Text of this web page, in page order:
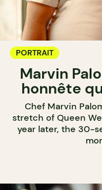
PORTRAIT
Marvin
honnête
Chef Marvin
stretch of Queen
year later, the 30-